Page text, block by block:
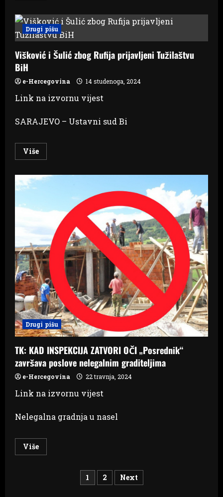
sjednica
Doma
naroda:
tema
interkonekcija”
Drugi pišu
Višković i Šulić zbog Rufija prijavljeni Tužilaštvu
BiH
e-Hercegovina 14 studenoga, 2024
Link na izvornu vijest
SARAJEVO – Ustavni sud Bi
VišeRead
more
i
prijavljeni
Tužilaštvu
Drugi pišu
TK: KAD INSPEKCIJA ZATVORI OČI „Posrednik“
završava poslove nelegalnim graditeljima
e-Hercegovina 22 travnja, 2024
Link na izvornu vijest
Nelegalna gradnja u nasel
VišeRead
more
Brojevi
1 2 Next